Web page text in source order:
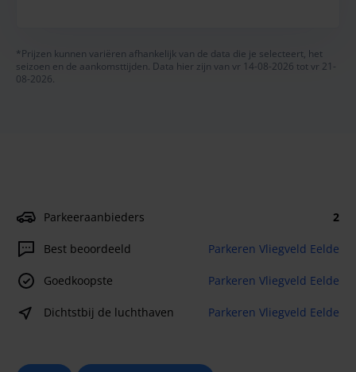
*Prijzen kunnen variëren afhankelijk van de data die je selecteert, het
seizoen en de aankomsttijden. Data hier zijn van vr 14-08-2026 tot vr 21-
08-2026.
Parkeeraanbieders 2
Best beoordeeld Parkeren Vliegveld Eelde
Goedkoopste Parkeren Vliegveld Eelde
Dichtstbij de luchthaven Parkeren Vliegveld Eelde